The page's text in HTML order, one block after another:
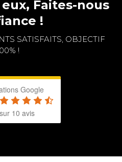
Faites-nous
!
SATISFAITS, OBJECTIF
!
Google
10 avis